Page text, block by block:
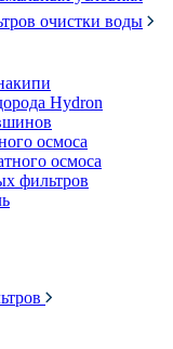
очистки воды
Hydron
осмоса
осмоса
фильтров